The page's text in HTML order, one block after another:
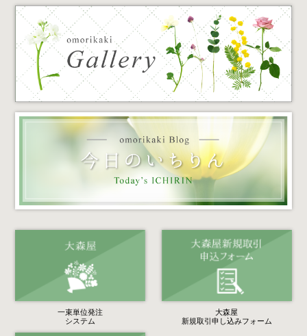
一束単位発注
システム
大森屋
新規取引申し込みフォーム